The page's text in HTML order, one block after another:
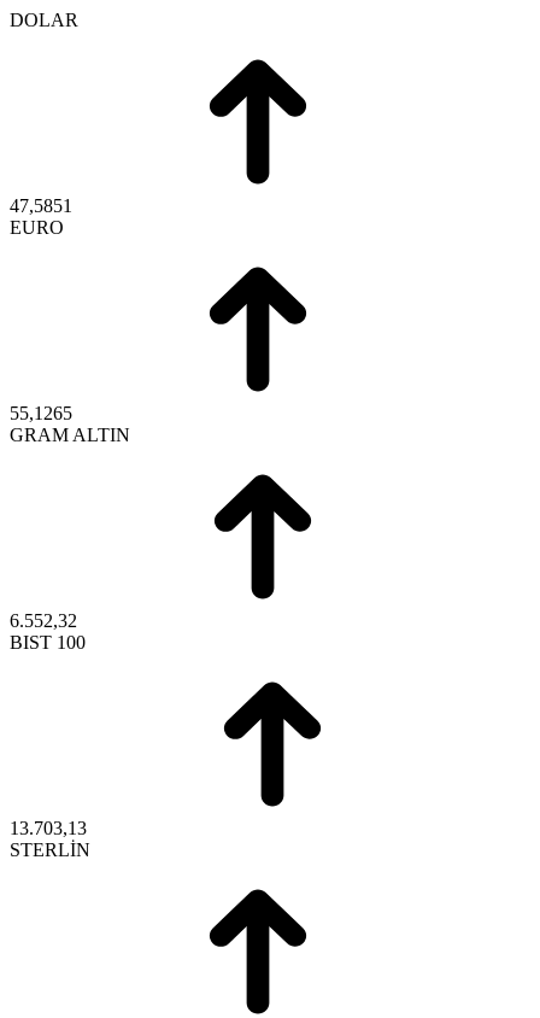
DOLAR
47,5851
EURO
55,1265
GRAM ALTIN
6.552,32
BIST 100
13.703,13
STERLİN